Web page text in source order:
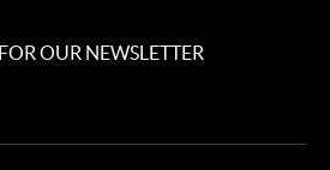
OUR NEWSLETTER